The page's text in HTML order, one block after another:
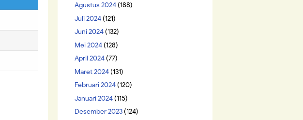
Agustus 2024(188)
Juli 2024(121)
Juni 2024(132)
Mei 2024(128)
April 2024(77)
Maret 2024(131)
Februari 2024(120)
Januari 2024(115)
Desember 2023(124)